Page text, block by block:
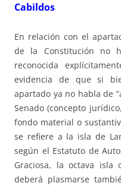
Cabildos
En relación con el
de la Constitución no
reconocida
evidencia de que si
apartado ya no habla de
Senado (concepto
fondo material o
se refiere a la isla de
según el Estatuto de
Graciosa, la octava isla
deberá plasmarse